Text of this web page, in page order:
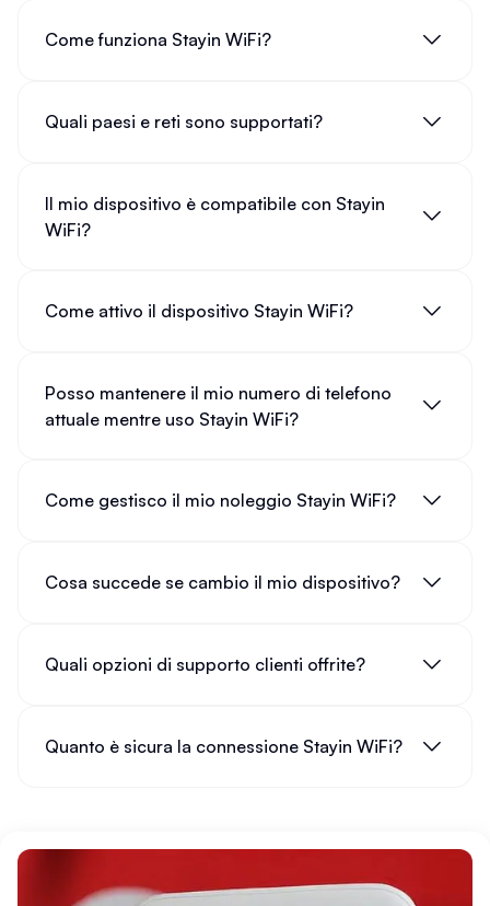
Come funziona Stayin WiFi?
Quali paesi e reti sono supportati?
Il mio dispositivo è compatibile con Stayin
WiFi?
Come attivo il dispositivo Stayin WiFi?
Posso mantenere il mio numero di telefono
attuale mentre uso Stayin WiFi?
Come gestisco il mio noleggio Stayin WiFi?
Cosa succede se cambio il mio dispositivo?
Quali opzioni di supporto clienti offrite?
Quanto è sicura la connessione Stayin WiFi?